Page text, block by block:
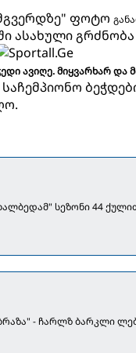
ფოტო
ასახული გრძნობა
ავიღე. მიყვარხარ და
სეზონი 44 ქულით
- ჩარლზ ბარკლი